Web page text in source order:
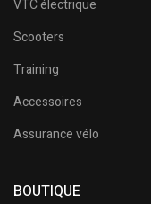
VTC électrique
Scooters
Training
Accessoires
Assurance vélo
BOUTIQUE